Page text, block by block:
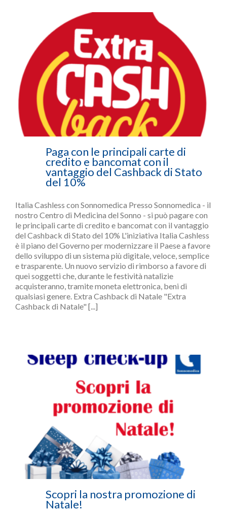
Paga con le principali carte di
credito e bancomat con il
vantaggio del Cashback di Stato
del 10%
Italia Cashless con Sonnomedica Presso Sonnomedica - il
nostro Centro di Medicina del Sonno - si può pagare con
le principali carte di credito e bancomat con il vantaggio
del Cashback di Stato del 10% L'iniziativa Italia Cashless
è il piano del Governo per modernizzare il Paese a favore
dello sviluppo di un sistema più digitale, veloce, semplice
e trasparente. Un nuovo servizio di rimborso a favore di
quei soggetti che, durante le festività natalizie
acquisteranno, tramite moneta elettronica, beni di
qualsiasi genere. Extra Cashback di Natale "Extra
Cashback di Natale" [...]
Scopri la nostra promozione di
Natale!